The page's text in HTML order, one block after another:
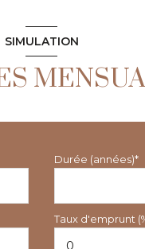
SIMULATION
Durée (années)*
Taux d'emprunt